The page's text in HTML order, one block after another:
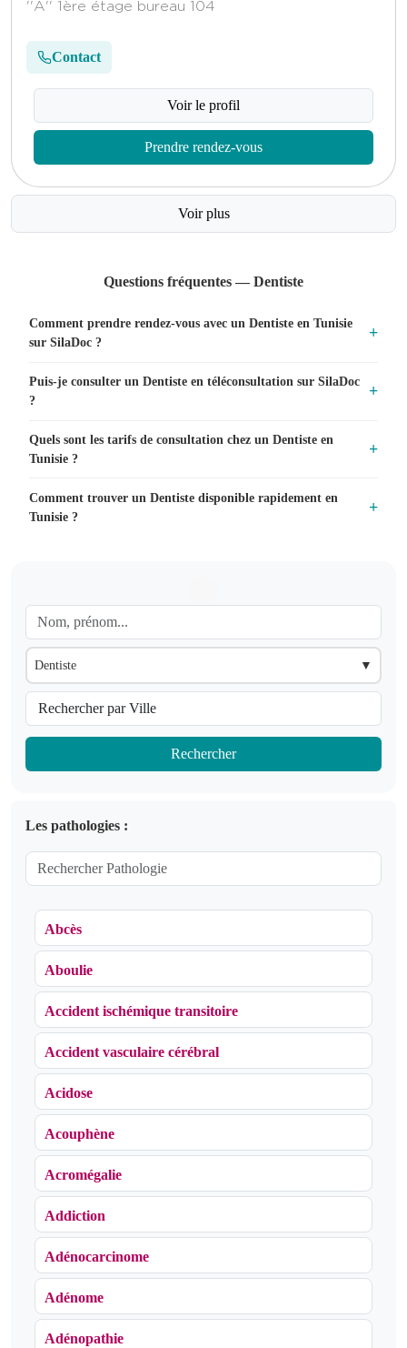
Dentiste ▼
Rechercher
Les pathologies :
Abcès
Aboulie
Accident ischémique transitoire
Accident vasculaire cérébral
Acidose
Acouphène
Acromégalie
Addiction
Adénocarcinome
Adénome
Adénopathie
''A'' 1ère étage bureau 104
Contact
Voir le profil
Prendre rendez-vous
Voir plus
Questions fréquentes — Dentiste
Comment prendre rendez-vous avec un Dentiste en Tunisie
sur SilaDoc ?
Puis-je consulter un Dentiste en téléconsultation sur SilaDoc
?
Quels sont les tarifs de consultation chez un Dentiste en
Tunisie ?
Comment trouver un Dentiste disponible rapidement en
Tunisie ?